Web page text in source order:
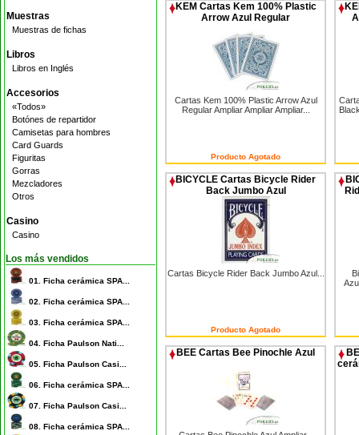
Muestras
Muestras de fichas
Libros
Libros en Inglés
Accesorios
«Todos»
Botónes de repartidor
Camisetas para hombres
Card Guards
Figuritas
Gorras
Mezcladores
Otros
Casino
Casino
Los más vendidos
01. Ficha cerámica SPA...
02. Ficha cerámica SPA...
03. Ficha cerámica SPA...
04. Ficha Paulson Nati...
05. Ficha Paulson Casi...
06. Ficha cerámica SPA...
07. Ficha Paulson Casi...
08. Ficha cerámica SPA...
KEM Cartas Kem 100% Plastic
Arrow Azul Regular
Cartas Kem 100% Plastic Arrow Azul
Regular Ampliar Ampliar Ampliar...
Producto Agotado
BICYCLE Cartas Bicycle Rider
Back Jumbo Azul
Cartas Bicycle Rider Back Jumbo Azul...
Producto Agotado
BEE Cartas Bee Pinochle Azul